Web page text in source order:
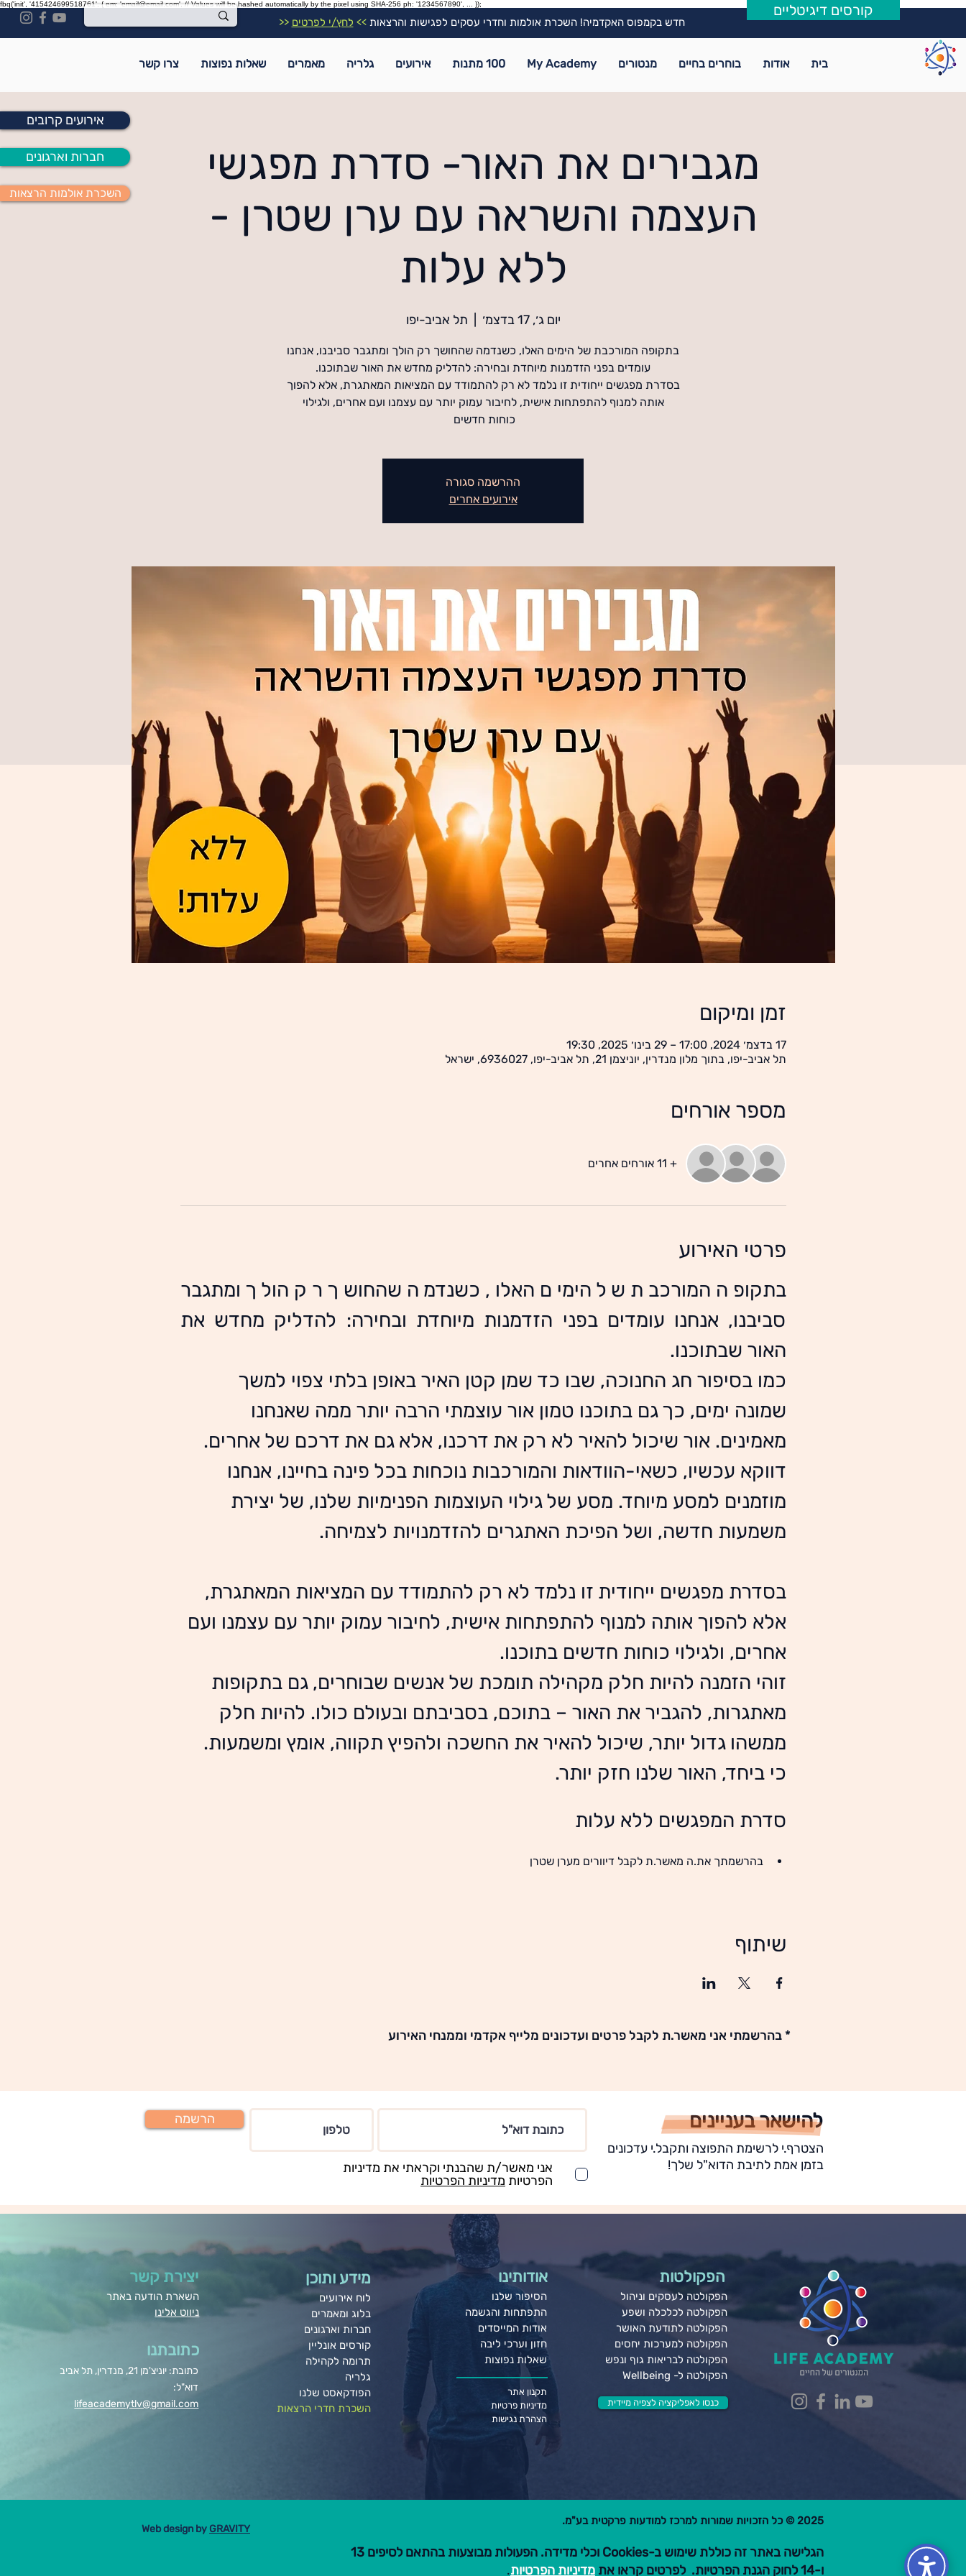
fbq('init', '415424699518761', { em: 'email@email.com', // Values will be hashed automatically by the pixel using SHA-256 ph: '1234567890', ... });
השכרת אולמות הרצאות
חברות וארגונים
אירועים קרובים
קורסים דיגיטליים
חדש בקמפוס האקדמיה! השכרת אולמות וחדרי עסקים לפגישות והרצאות>> לחץ/י לפרטים <<
בית אודות בוחרים בחיים מנטורים My Academy 100 מתנות אירועים גלריה מאמרים שאלות נפוצות צרו קשר
מגבירים את האור- סדרת מפגשי
העצמה והשראה עם ערן שטרן -
ללא עלות
יום ג׳, 17 בדצמ׳ תל אביב-יפו
בתקופה המורכבת של הימים האלו, כשנדמה שהחושך רק הולך ומתגבר סביבנו, אנחנו
בסדרת מפגשים ייחודית זו נלמד לא רק להתמודד עם המציאות המאתגרת, אלא להפוך
אותה למנוף להתפתחות אישית, לחיבור עמוק יותר עם עצמנו ועם אחרים, ולגילוי
כוחות חדשים
ההרשמה סגורה
אירועים אחרים
זמן ומיקום
17 בדצמ׳ 2024, 17:00 – 29 בינו׳ 2025, 19:30
תל אביב-יפו, בתוך מלון מנדרין, יוניצמן 21, תל אביב-יפו, 6936027, ישראל
מספר אורחים
+ 11 אורחים אחרים
פרטי האירוע
האור שבתוכנו.
כמו בסיפור חג החנוכה, שבו כד שמן קטן האיר באופן בלתי צפוי למשך
שמונה ימים, כך גם בתוכנו טמון אור עוצמתי הרבה יותר ממה שאנחנו
מאמינים. אור שיכול להאיר לא רק את דרכנו, אלא גם את דרכם של אחרים.
דווקא עכשיו, כשאי-הוודאות והמורכבות נוכחות בכל פינה בחיינו, אנחנו
מוזמנים למסע מיוחד. מסע של גילוי העוצמות הפנימיות שלנו, של יצירת
משמעות חדשה, ושל הפיכת האתגרים להזדמנויות לצמיחה.
בסדרת מפגשים ייחודית זו נלמד לא רק להתמודד עם המציאות המאתגרת,
אלא להפוך אותה למנוף להתפתחות אישית, לחיבור עמוק יותר עם עצמנו ועם
אחרים, ולגילוי כוחות חדשים בתוכנו.
זוהי הזמנה להיות חלק מקהילה תומכת של אנשים שבוחרים, גם בתקופות
מאתגרות, להגביר את האור – בתוכם, בסביבתם ובעולם כולו. להיות חלק
ממשהו גדול יותר, שיכול להאיר את החשכה ולהפיץ תקווה, אומץ ומשמעות.
כי ביחד, האור שלנו חזק יותר.
סדרת המפגשים ללא עלות
בהרשמתך את.ה מאשר.ת לקבל דיוורים מערן שטרן
שיתוף
* בהרשמתי אני מאשר.ת לקבל פרטים ועדכונים מלייף אקדמי וממנחי האירוע
הצטרף.י לרשימת התפוצה ותקבל.י עדכונים
בזמן אמת לתיבת הדוא"ל שלך!
להישאר בעניינים הרשמה
אני מאשר/ת שהבנתי וקראתי את מדיניות
הפרטיות מדיניות הפרטיות
יצירת קשר
השארת הודעה באתר
ניווט אלינו
כתובתנו
כתובת: יוניצ'מן 21, מנדרין, תל אביב
דוא"ל:
lifeacademytlv@gmail.com
מידע ותוכן
לוח אירועים
בלוג ומאמרים
חברות וארגונים
קורסים אונליין
תרומה לקהילה
גלריה
הפודקאסט שלנו
השכרת חדרי הרצאות
אודותינו
הסיפור שלנו
התפתחות והגשמה
אודות המייסדים
חזון וערכי ליבה
שאלות נפוצות
תקנון אתר
מדיניות פרטיות
הצהרת נגישות
הפקולטות
הפקולטה לעסקים וניהול
הפקולטה לכלכלה ושפע
הפקולטה לתודעת האושר
הפקולטה למערכות יחסים
הפקולטה לבריאות גוף ונפש
הפקולטה ל- Wellbeing
כנסו לאפליקציה לצפיה מיידית
Web design by GRAVITY
2025 © כל הזכויות שמורות למרכז למודעות פרקטית בע"מ.
הגלישה באתר זה כוללת שימוש ב-Cookies וכלי מדידה. הפעולות מבוצעות בהתאם לסיפים 13
ו-14 לחוק הגנת הפרטיות. לפרטים קראו את
מדיניות הפרטיות.